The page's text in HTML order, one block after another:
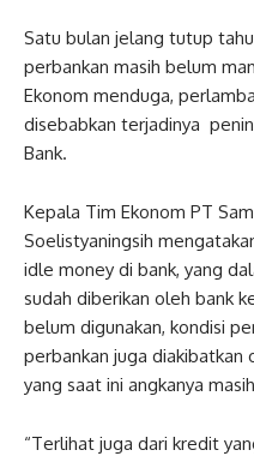
Satu bulan jelang tutup
perbankan masih belum
Ekonom menduga,
disebabkan terjadinya
Bank.
Kepala Tim Ekonom PT
Soelistyaningsih
idle money di bank, yang
sudah diberikan oleh bank
belum digunakan, kondisi
perbankan juga
yang saat ini angkanya
“Terlihat juga dari kredit